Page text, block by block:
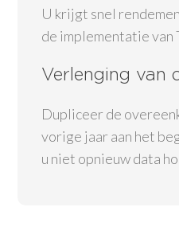
U krijgt snel
de implementatie van
Verlenging van
Dupliceer de
vorige jaar aan het
u niet opnieuw data